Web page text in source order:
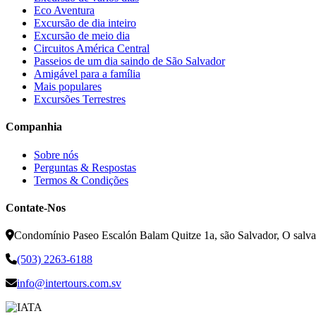
Eco Aventura
Excursão de dia inteiro
Excursão de meio dia
Circuitos América Central
Passeios de um dia saindo de São Salvador
Amigável para a família
Mais populares
Excursões Terrestres
Companhia
Sobre nós
Perguntas & Respostas
Termos & Condições
Contate-Nos
Condomínio Paseo Escalón Balam Quitze 1a, são Salvador, O
(503) 2263-6188
info@intertours.com.sv